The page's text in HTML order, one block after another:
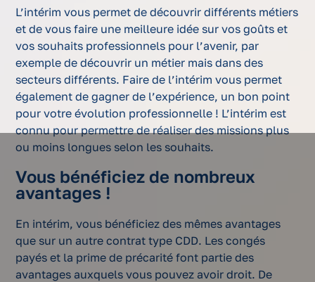
L’intérim vous permet de découvrir différents métiers
et de vous faire une meilleure idée sur vos goûts et
vos souhaits professionnels pour l’avenir, par
exemple de découvrir un métier mais dans des
secteurs différents. Faire de l’intérim vous permet
également de gagner de l’expérience, un bon point
pour votre évolution professionnelle ! L’intérim est
connu pour permettre de réaliser des missions plus
ou moins longues selon les souhaits.
Vous bénéficiez de nombreux
avantages !
En intérim, vous bénéficiez des mêmes avantages
que sur un autre contrat type CDD. Les congés
payés et la prime de précarité font partie des
avantages auxquels vous pouvez avoir droit. De